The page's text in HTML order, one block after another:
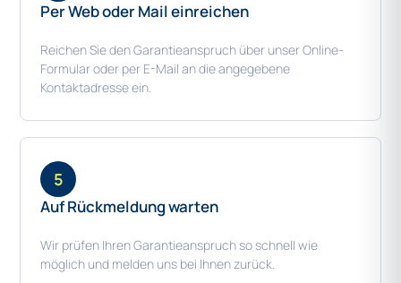
Per Web oder Mail einreichen
Reichen Sie den Garantieanspruch über unser Online-
Formular oder per E-Mail an die angegebene
Kontaktadresse ein.
5
Auf Rückmeldung warten
Wir prüfen Ihren Garantieanspruch so schnell wie
möglich und melden uns bei Ihnen zurück.